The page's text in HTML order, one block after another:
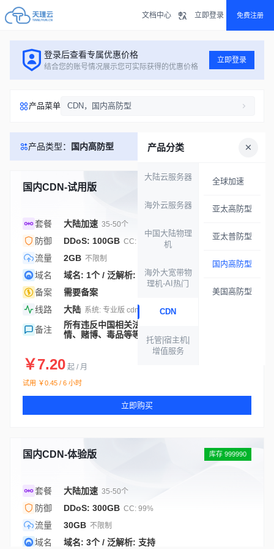
文档中心 立即登录 免费注册
登录后查看专属优惠价格
结合您的账号情况展示您可实际获得的优惠价格
立即登录
产品菜单 CDN，国内高防型
产品分类
大陆云服务器
海外云服务器
中国大陆物理
机
海外大宽带物
理机-AI热门
CDN
托管|宿主机|
增值服务
全球加速
亚太高防型
亚太普防型
国内高防型
美国高防型
产品类型： 国内高防型
国内CDN-试用版 库存 1000001
套餐 大陆加速 35-50个
防御 DDoS: 100GB CC: 99%
流量 2GB 不限制
域名
域名: 1个 / 泛解析: 支持
备案
需要备案
线路
大陆 系统: 专业版 cdnfly
备注
所有违反中国相关法律政策均不可接入，例如色
情、赌博、毒品等等~
￥7.20 起 / 月
试用 ￥0.45 / 6 小时
立即购买
国内CDN-体验版 库存 999990
套餐 大陆加速 35-50个
防御 DDoS: 300GB CC: 99%
流量 30GB 不限制
域名 域名: 3个 / 泛解析: 支持